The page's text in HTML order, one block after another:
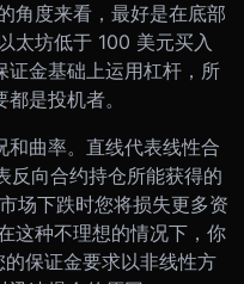
角度来看，最好是在底部
太坊低于 100 美元买入
证金基础上运用杠杆，所
是投机者。
和曲率。直线代表线性合
反向合约持仓所能获得的
场下跌时您将损失更多资
这种不理想的情况下，你
保证金要求以非线性方